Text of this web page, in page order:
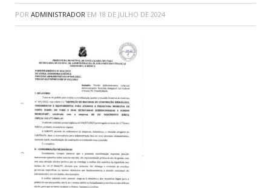
POR ADMINISTRADOR EM 18 DE JULHO DE 2024